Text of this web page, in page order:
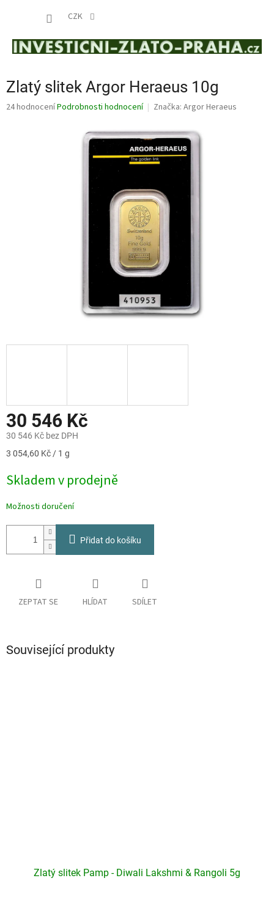
CZK
Zlatý slitek Argor Heraeus 10g
Průměrné
24 hodnoceníPodrobnosti hodnocení Značka: Argor Heraeus
30 546 Kč
30 546 Kč bez DPH
Měrná
3 054,60 Kč / 1 g
Skladem v prodejně
Možnosti doručení
Přidat do košíku
ZEPTAT SE HLÍDAT SDÍLET
Související produkty
Zlatý slitek Pamp - Diwali Lakshmi & Rangoli 5g